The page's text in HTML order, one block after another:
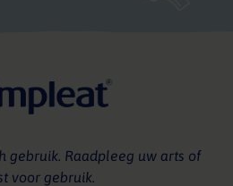
gebruik. Raadpleeg uw arts of
voor gebruik.